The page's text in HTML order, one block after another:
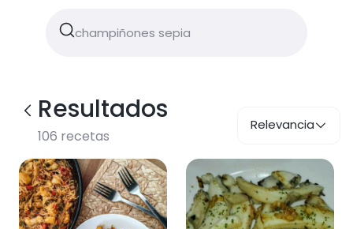
Resultados
106 recetas
Relevancia